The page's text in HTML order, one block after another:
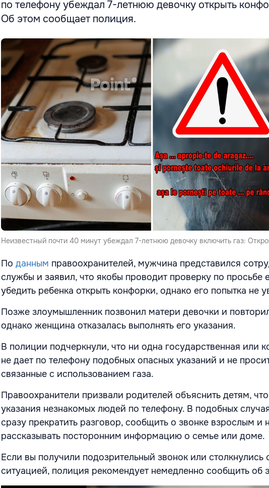
по телефону убеждал 7-летнюю девочку открыть
Об этом сообщает полиция.
Неизвестный почти 40 минут убеждал 7-летнюю девочку включить газ:
По данным правоохранителей, мужчина представился
службы и заявил, что якобы проводит проверку по просьбе
убедить ребенка открыть конфорки, однако его попытка не
Позже злоумышленник позвонил матери девочки и
однако женщина отказалась выполнять его указания.
В полиции подчеркнули, что ни одна государственная или
не дает по телефону подобных опасных указаний и не
связанные с использованием газа.
Правоохранители призвали родителей объяснить детям,
указания незнакомых людей по телефону. В подобных
сразу прекратить разговор, сообщить о звонке взрослым и
рассказывать посторонним информацию о семье или доме.
Если вы получили подозрительный звонок или столкнулись
ситуацией, полиция рекомендует немедленно сообщить об